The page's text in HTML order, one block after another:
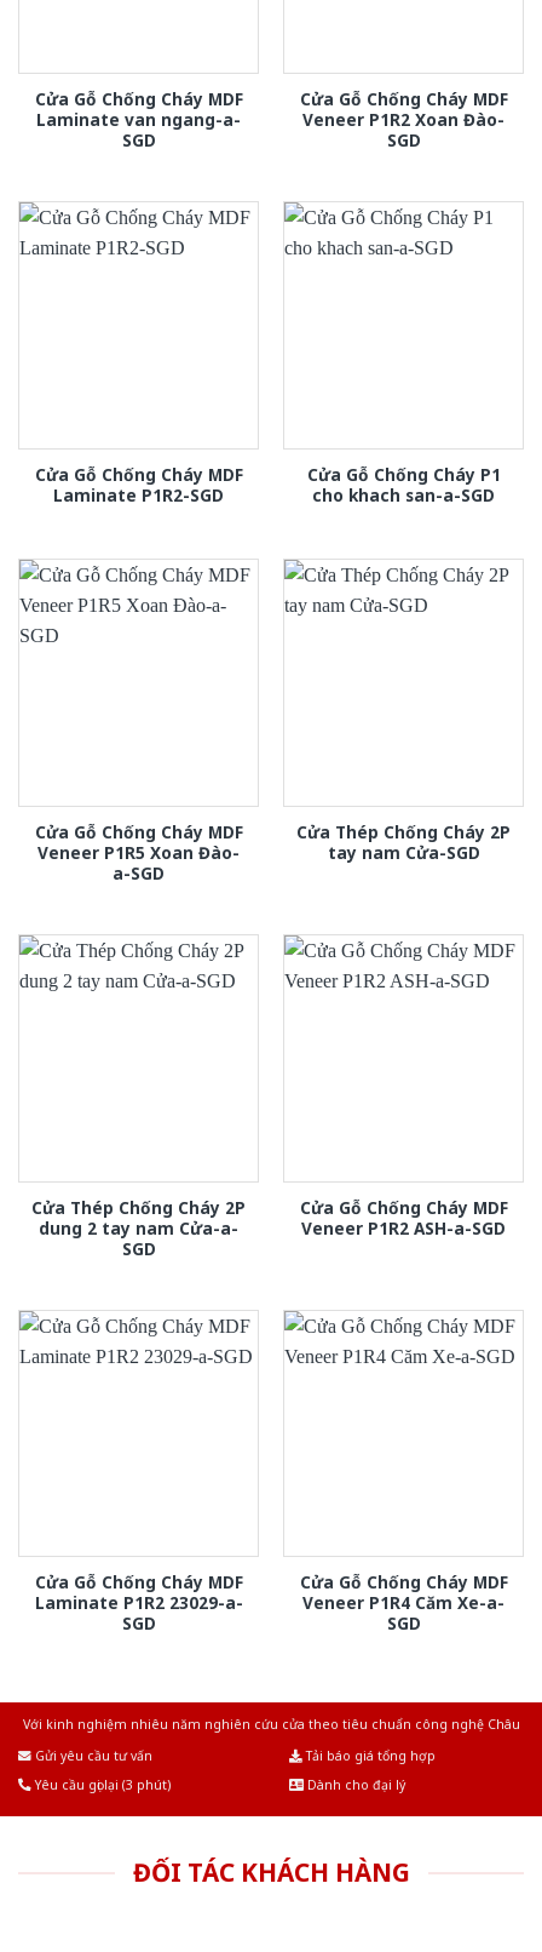
Cửa Gỗ Chống Cháy MDF
Laminate van ngang-a-
SGD
Cửa Gỗ Chống Cháy MDF
Veneer P1R2 Xoan Đào-
SGD
Cửa Gỗ Chống Cháy MDF
Laminate P1R2-SGD
Cửa Gỗ Chống Cháy P1
cho khach san-a-SGD
Cửa Gỗ Chống Cháy MDF
Veneer P1R5 Xoan Đào-
a-SGD
Cửa Thép Chống Cháy 2P
tay nam Cửa-SGD
Cửa Thép Chống Cháy 2P
dung 2 tay nam Cửa-a-
SGD
Cửa Gỗ Chống Cháy MDF
Veneer P1R2 ASH-a-SGD
Cửa Gỗ Chống Cháy MDF
Laminate P1R2 23029-a-
SGD
Cửa Gỗ Chống Cháy MDF
Veneer P1R4 Căm Xe-a-
SGD
Với kinh nghiệm nhiêu năm nghiên cứu cửa theo tiêu chuẩn công nghệ Châu
Gửi yêu cầu tư vấn
Tải báo giá tổng hợp
Yêu cầu gọi lại (3 phút)
Dành cho đại lý
ĐỐI TÁC KHÁCH HÀNG